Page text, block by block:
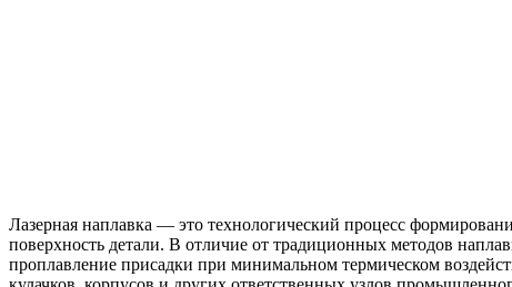
Лазерная наплавка — это технологический процесс
поверхность детали. В отличие от традиционных методов
проплавление присадки при минимальном термическом